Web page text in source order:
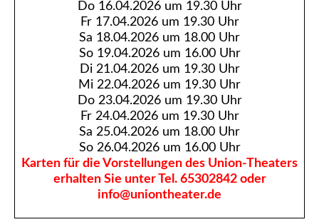
Do 16.04.2026 um 19.30 Uhr
Fr 17.04.2026 um 19.30 Uhr
Sa 18.04.2026 um 18.00 Uhr
So 19.04.2026 um 16.00 Uhr
Di 21.04.2026 um 19.30 Uhr
Mi 22.04.2026 um 19.30 Uhr
Do 23.04.2026 um 19.30 Uhr
Fr 24.04.2026 um 19.30 Uhr
Sa 25.04.2026 um 18.00 Uhr
So 26.04.2026 um 16.00 Uhr
Karten für die Vorstellungen des Union-Theaters
erhalten Sie unter Tel. 65302842 oder
info@uniontheater.de